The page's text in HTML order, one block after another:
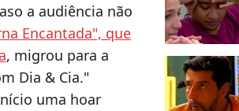
a audiência não
Encantada", que
, migrou para a
Dia & Cia."
uma hoar